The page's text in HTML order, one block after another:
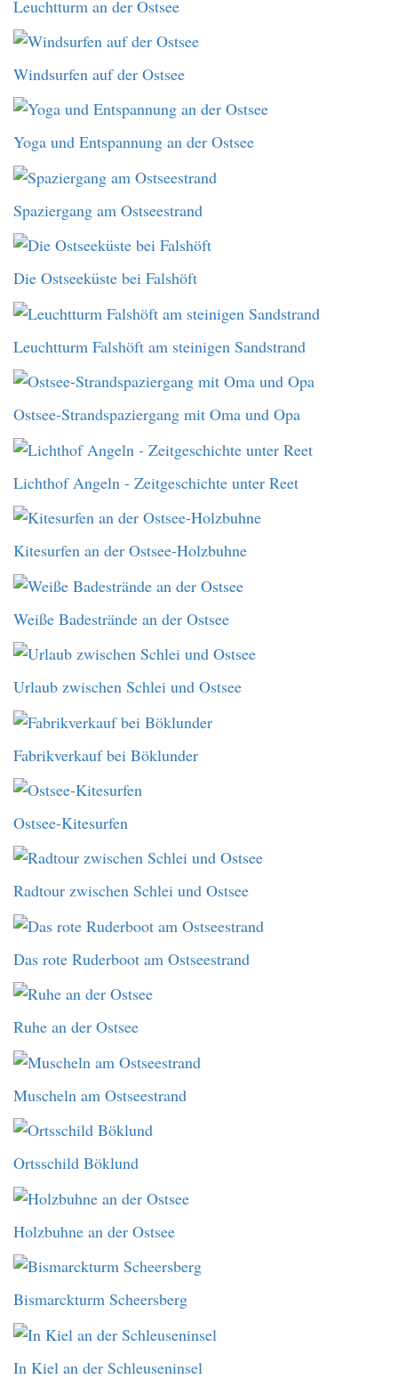
Leuchtturm an der Ostsee
Windsurfen auf der Ostsee
Yoga und Entspannung an der Ostsee
Spaziergang am Ostseestrand
Die Ostseeküste bei Falshöft
Leuchtturm Falshöft am steinigen Sandstrand
Ostsee-Strandspaziergang mit Oma und Opa
Lichthof Angeln - Zeitgeschichte unter Reet
Kitesurfen an der Ostsee-Holzbuhne
Weiße Badestrände an der Ostsee
Urlaub zwischen Schlei und Ostsee
Fabrikverkauf bei Böklunder
Ostsee-Kitesurfen
Radtour zwischen Schlei und Ostsee
Das rote Ruderboot am Ostseestrand
Ruhe an der Ostsee
Muscheln am Ostseestrand
Ortsschild Böklund
Holzbuhne an der Ostsee
Bismarckturm Scheersberg
In Kiel an der Schleuseninsel